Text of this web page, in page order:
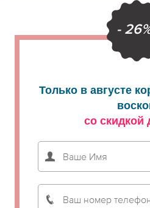
-
Только в августе
со скидкой